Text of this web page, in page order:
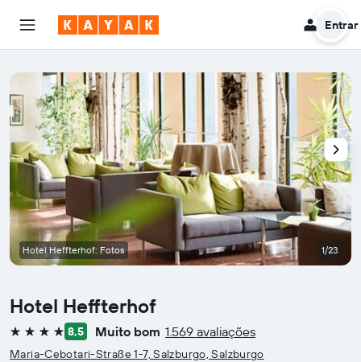
Entrar
Hotel Heffterhof
4 estrelas 8,5 Muito bom 1.569 avaliações
Maria-Cebotari-Straße 1-7, Salzburgo, Salzburgo
Hotel Heffterhof: Fotos 1/23